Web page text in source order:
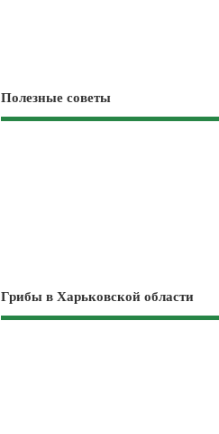
Полезные советы
Грибы в Харьковской области